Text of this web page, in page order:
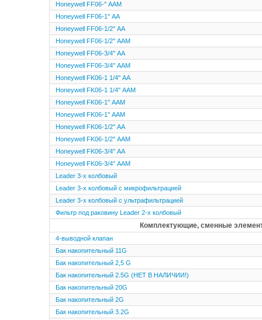
Honeywell FF06-'' ААM
Honeywell FF06-1'' АА
Honeywell FF06-1/2'' АА
Honeywell FF06-1/2'' ААM
Honeywell FF06-3/4'' АА
Honeywell FF06-3/4'' ААM
Honeywell FK06-1 1/4'' АА
Honeywell FK06-1 1/4'' ААM
Honeywell FK06-1'' ААM
Honeywell FK06-1'' ААM
Honeywell FK06-1/2'' АА
Honeywell FK06-1/2'' ААM
Honeywell FK06-3/4'' АА
Honeywell FK06-3/4'' ААM
Leader 3-х колбовый
Leader 3-х колбовый с микрофильтрацией
Leader 3-х колбовый с ультрафильтрацией
Фильтр под раковину Leader 2-х колбовый
Комплектующие, сменные
4-выводной клапан
Бак накопительный 11G
Бак накопительный 2,5 G
Бак накопительный 2.5G (НЕТ В НАЛИЧИИ!)
Бак накопительный 20G
Бак накопительный 2G
Бак накопительный 3.2G